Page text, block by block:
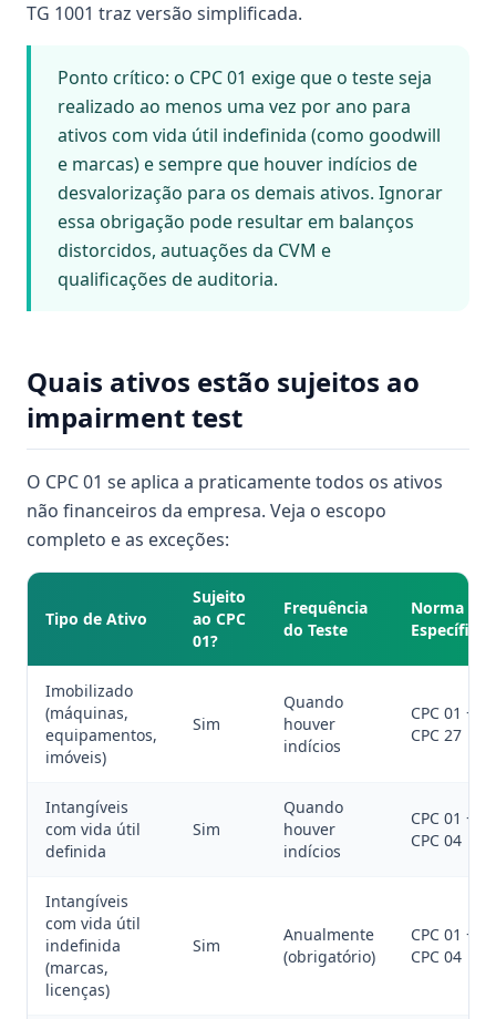
TG 1001 traz versão simplificada.
Ponto crítico: o CPC 01 exige que o teste seja
realizado ao menos uma vez por ano para
ativos com vida útil indefinida (como goodwill
e marcas) e sempre que houver indícios de
desvalorização para os demais ativos. Ignorar
essa obrigação pode resultar em balanços
distorcidos, autuações da CVM e
qualificações de auditoria.
Quais ativos estão sujeitos ao
impairment test
O CPC 01 se aplica a praticamente todos os ativos
não financeiros da empresa. Veja o escopo
completo e as exceções:
Tipo de Ativo
Sujeito
ao CPC
01?
Frequência
do Teste
Norma
Específica
Imobilizado
(máquinas,
equipamentos,
imóveis)
Sim
Quando
houver
indícios
CPC 01 +
CPC 27
Intangíveis
com vida útil
definida
Sim
Quando
houver
indícios
CPC 01 +
CPC 04
Intangíveis
com vida útil
indefinida
(marcas,
licenças)
Sim
Anualmente
(obrigatório)
CPC 01 +
CPC 04